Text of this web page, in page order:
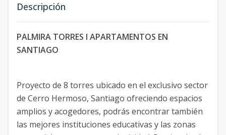
Descripción
PALMIRA TORRES I APARTAMENTOS EN
SANTIAGO
Proyecto de 8 torres ubicado en el exclusivo sector
de Cerro Hermoso, Santiago ofreciendo espacios
amplios y acogedores, podrás encontrar también
las mejores instituciones educativas y las zonas